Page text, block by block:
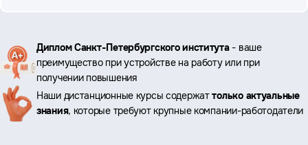
Ключевые
преимущества
Диплом Санкт-Петербургского института- ваше
преимущество при устройстве на работу или при
получении повышения
Наши дистанционные курсы содержаттолько актуальные
знания, которые требуют крупные компании-работодатели